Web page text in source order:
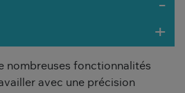
nombreuses fonctionnalités
avec une précision